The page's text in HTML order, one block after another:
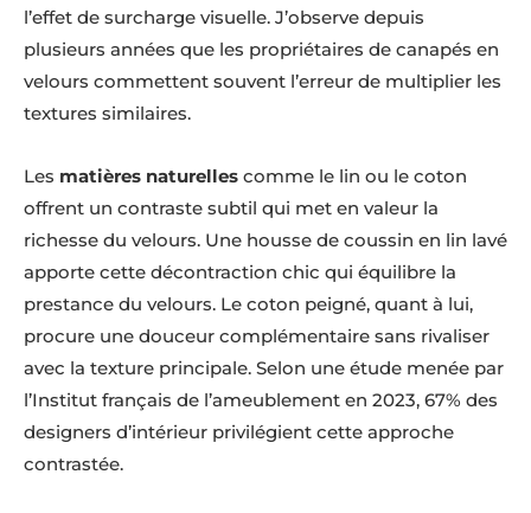
l’effet de surcharge visuelle. J’observe depuis
plusieurs années que les propriétaires de canapés en
velours commettent souvent l’erreur de multiplier les
textures similaires.
Les matières naturelles comme le lin ou le coton
offrent un contraste subtil qui met en valeur la
richesse du velours. Une housse de coussin en lin lavé
apporte cette décontraction chic qui équilibre la
prestance du velours. Le coton peigné, quant à lui,
procure une douceur complémentaire sans rivaliser
avec la texture principale. Selon une étude menée par
l’Institut français de l’ameublement en 2023, 67% des
designers d’intérieur privilégient cette approche
contrastée.